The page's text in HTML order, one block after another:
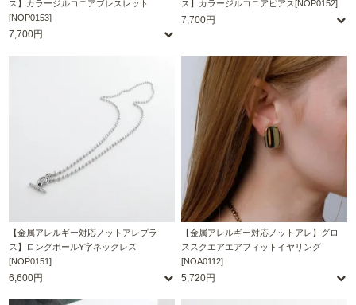
ス】カラージルコニアブレスレット
[NOP0153]
7,700円
ス】カラージルコニアピアス[NOP0152]
7,700円
【金属アレルギー対応ノットアレプラ
ス】ロングボールY字ネックレス
[NOP0151]
6,600円
【金属アレルギー対応ノットアレ】グロ
ススクエアエアフィットイヤリング
[NOA0112]
5,720円